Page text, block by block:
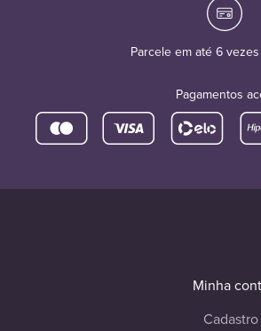
Parcele em até 6
Pagamentos
Minha
Cadastro